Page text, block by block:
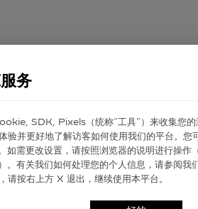
志性卡地亚礼品包装，您可以随附标志性卡地
务
SDK, Pixels（统称“⼯具”）来收集您的
验并更好地了解访客如何使⽤我们的平台。您
需更改设置，请按照浏览器的说明进⾏操作
。有关我们如何处理您的个⼈信息，请参阅我
请按右上⽅ X 退出，继续使⽤本平台。